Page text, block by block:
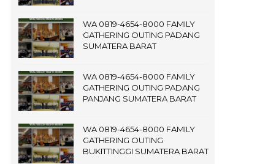
WA 0819-4654-8000 FAMILY
GATHERING OUTING PADANG
SUMATERA BARAT
WA 0819-4654-8000 FAMILY
GATHERING OUTING PADANG
PANJANG SUMATERA BARAT
WA 0819-4654-8000 FAMILY
GATHERING OUTING
BUKITTINGGI SUMATERA BARAT